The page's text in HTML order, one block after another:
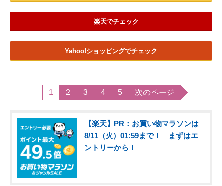
楽天でチェック
Yahoo!ショッピングでチェック
1 2 3 4 5 次のページ
【楽天】PR：お買い物マラソンは
8/11（火）01:59まで！ まずはエ
ントリーから！